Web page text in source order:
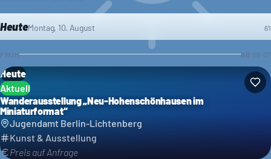
HeuteMontag, 10. August 61
FRÜH AB 06:07
Heute
Aktuell
Wanderausstellung „Neu-Hohenschönhausen im
Miniaturformat“
Jugendamt Berlin-Lichtenberg
Kunst & Ausstellung
Preis auf Anfrage